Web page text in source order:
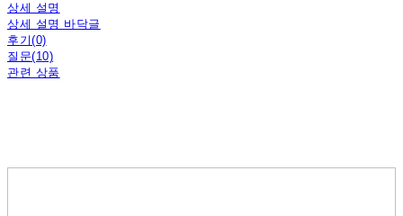
상세 설명
상세 설명 바닥글
후기(0)
질문(10)
관련 상품